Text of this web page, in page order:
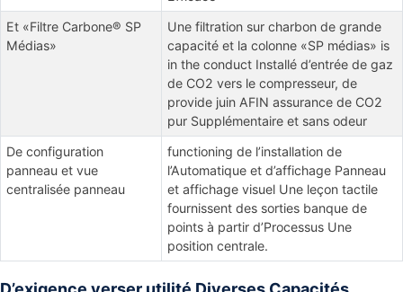
Et «Filtre Carbone® SP
Médias»
Une filtration sur charbon de grande
capacité et la colonne «SP médias» is
in the conduct Installé d’entrée de gaz
de CO2 vers le compresseur, de
provide juin AFIN assurance de CO2
pur Supplémentaire et sans odeur
De configuration
panneau et vue
centralisée panneau
functioning de l’installation de
l’Automatique et d’affichage Panneau
et affichage visuel Une leçon tactile
fournissent des sorties banque de
points à partir d’Processus Une
position centrale.